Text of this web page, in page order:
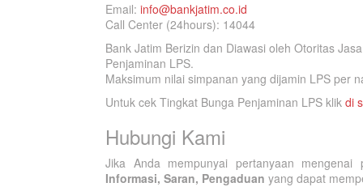
Email: info@bankjatim.co.id
Call Center (24hours): 14044
Bank Jatim Berizin dan Diawasi oleh Otoritas
Penjaminan LPS.
Maksimum nilai simpanan yang dijamin LPS per
Untuk cek Tingkat Bunga Penjaminan LPS klik di
Hubungi Kami
Jika Anda mempunyai pertanyaan
Informasi, Saran, Pengaduan yang dapat